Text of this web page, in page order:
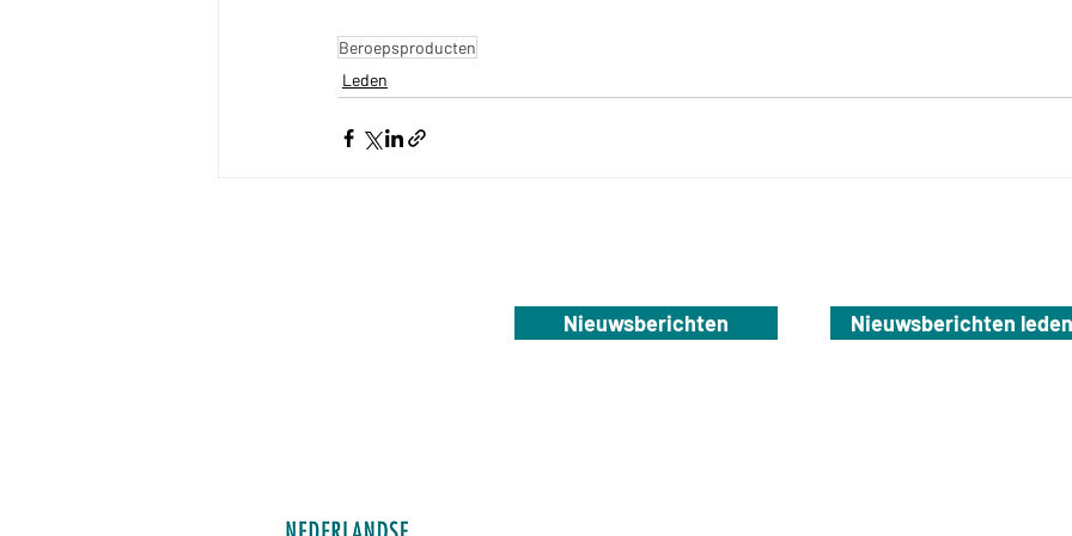
Beroepsproducten
Leden
Nieuwsberichten Nieuwsberichten leden